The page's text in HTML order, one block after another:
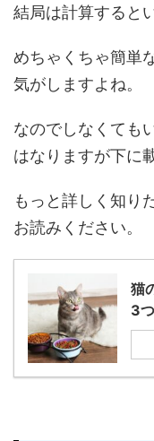
結局は計算すると
めちゃくちゃ簡単
気がしますよね。
なのでしなくても
はなりますが下に
もっと詳しく知り
お読みください。
猫
3